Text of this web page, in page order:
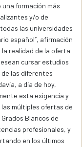
formación más
y/o de
las universidades
español”, afirmación
realidad de la oferta
cursar estudios
las diferentes
a día de hoy,
esta exigencia y
múltiples ofertas de
Blancos de
profesionales, y
en los últimos